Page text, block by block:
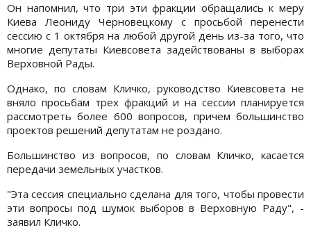
Он напомнил, что три эти фракции обращались к меру
Киева Леониду Черновецкому с просьбой перенести
сессию с 1 октября на любой другой день из-за того, что
многие депутаты Киевсовета задействованы в выборах
Верховной Рады.
Однако, по словам Кличко, руководство Киевсовета не
вняло просьбам трех фракций и на сессии планируется
рассмотреть более 600 вопросов, причем большинство
проектов решений депутатам не роздано.
Большинство из вопросов, по словам Кличко, касается
передачи земельных участков.
"Эта сессия специально сделана для того, чтобы провести
эти вопросы под шумок выборов в Верховную Раду", -
заявил Кличко.